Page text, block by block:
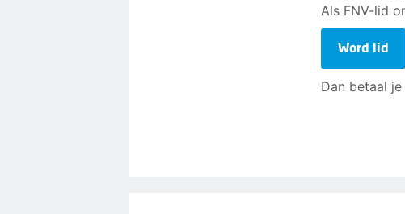
Als FNV-lid
Word lid
Dan betaal